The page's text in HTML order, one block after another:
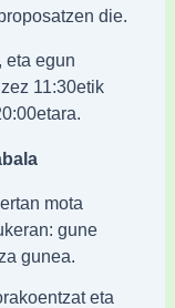
die.
eta egun
11:30etik
mota
gune
gunea.
eta